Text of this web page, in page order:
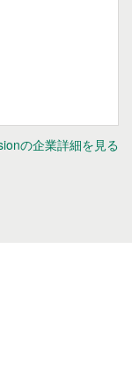
の企業詳細を見る